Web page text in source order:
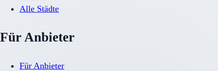
Alle Städte
Für Anbieter
Für Anbieter